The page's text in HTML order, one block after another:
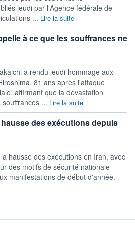
jeudi par l'Agence fédérale de
... Lire la suite
à ce que les souffrances ne
a rendu jeudi hommage aux
81 ans après l'attaque
affirmant que la dévastation
... Lire la suite
des exécutions depuis
hausse des exécutions en Iran, avec
des motifs de sécurité nationale
manifestations de début d'année.